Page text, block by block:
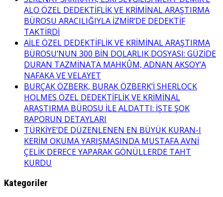
ALO ÖZEL DEDEKTİFLİK VE KRİMİNAL ARAŞTIRMA
BÜROSU ARACILIĞIYLA İZMİR’DE DEDEKTİF
TAKTİRDİ
AİLE ÖZEL DEDEKTİFLİK VE KRİMİNAL ARAŞTIRMA
BÜROSU’NUN 300 BİN DOLARLIK DOSYASI: GÜZİDE
DURAN TAZMİNATA MAHKÛM, ADNAN AKSOY’A
NAFAKA VE VELAYET
BURÇAK ÖZBERK, BURAK ÖZBERK’İ SHERLOCK
HOLMES ÖZEL DEDEKTİFLİK VE KRİMİNAL
ARAŞTIRMA BÜROSU İLE ALDATTI: İŞTE ŞOK
RAPORUN DETAYLARI
TÜRKİYE’DE DÜZENLENEN EN BÜYÜK KURAN-I
KERİM OKUMA YARIŞMASINDA MUSTAFA AVNİ
ÇELİK DERECE YAPARAK GÖNÜLLERDE TAHT
KURDU
Kategoriler